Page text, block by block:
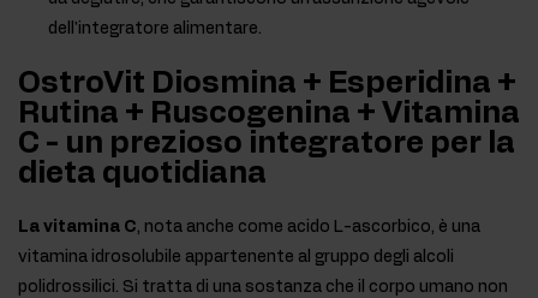
dell'integratore alimentare.
OstroVit Diosmina + Esperidina +
Rutina + Ruscogenina + Vitamina
C - un prezioso integratore per la
dieta quotidiana
La vitamina C, nota anche come acido L-ascorbico, è una
vitamina idrosolubile appartenente al gruppo degli alcoli
polidrossilici. Si tratta di una sostanza che il corpo umano non